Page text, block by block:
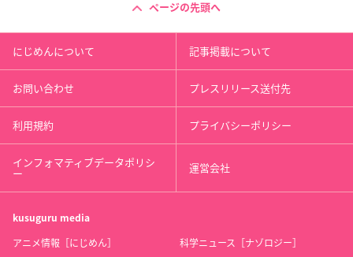
ページの先頭へ
にじめんについて 記事掲載について
お問い合わせ プレスリリース送付先
利用規約 プライバシーポリシー
インフォマティブデータポリシ
ー 運営会社
kusuguru media
アニメ情報［にじめん］
科学ニュース［ナゾロジー］